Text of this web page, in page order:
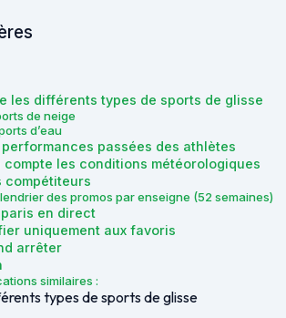
les différents types de sports de glisse
de neige
d’eau
passées des athlètes
compte les conditions météorologiques
compétiteurs
des promos par enseigne (52 semaines)
en direct
uniquement aux favoris
arrêter
similaires :
types de sports de glisse